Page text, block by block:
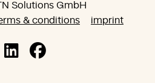
Solutions GmbH
& conditions imprint